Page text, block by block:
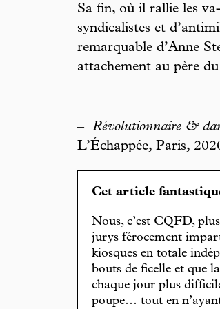
Sa fin, où il rallie les
syndicalistes et
remarquable d’Anne
attachement au père
– Révolutionnaire &
L’Échappée, Paris,
Cet article
Nous, c’est CQFD,
jurys férocement
kiosques en totale
bouts de ficelle et que
chaque jour plus
poupe… tout en